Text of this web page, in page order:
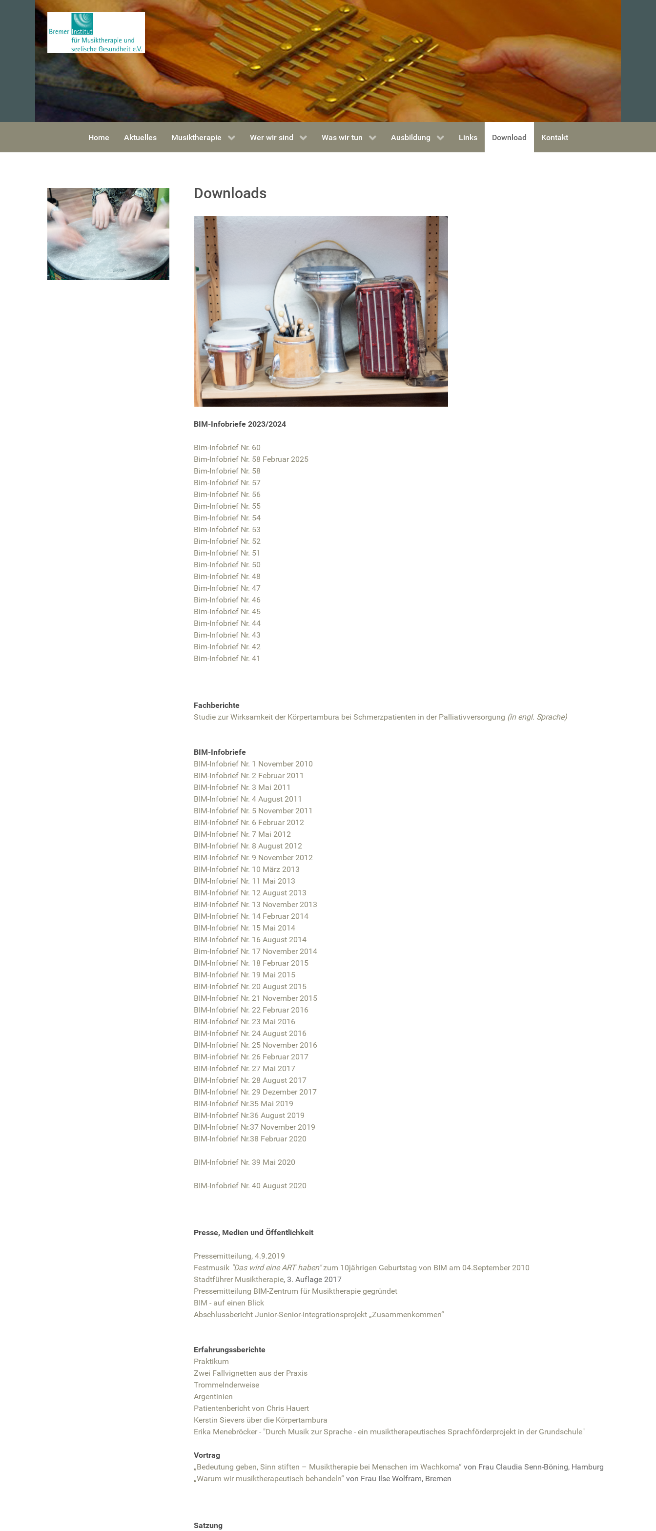
Home Aktuelles Musiktherapie Wer wir sind Was wir tun Ausbildung Links Download Kontakt
Downloads
BIM-Infobriefe 2023/2024
Bim-Infobrief Nr. 60
Bim-Infobrief Nr. 58 Februar 2025
Bim-Infobrief Nr. 58
Bim-Infobrief Nr. 57
Bim-Infobrief Nr. 56
Bim-Infobrief Nr. 55
Bim-Infobrief Nr. 54
Bim-Infobrief Nr. 53
Bim-Infobrief Nr. 52
Bim-Infobrief Nr. 51
Bim-Infobrief Nr. 50
Bim-Infobrief Nr. 48
Bim-Infobrief Nr. 47
Bim-Infobrief Nr. 46
Bim-Infobrief Nr. 45
Bim-Infobrief Nr. 44
Bim-Infobrief Nr. 43
Bim-Infobrief Nr. 42
Bim-Infobrief Nr. 41
Fachberichte
Studie zur Wirksamkeit der Körpertambura bei Schmerzpatienten in der Palliativversorgung (in engl. Sprache)
BIM-Infobriefe
BIM-Infobrief Nr. 1 November 2010
BIM-Infobrief Nr. 2 Februar 2011
BIM-Infobrief Nr. 3 Mai 2011
BIM-Infobrief Nr. 4 August 2011
BIM-Infobrief Nr. 5 November 2011
BIM-Infobrief Nr. 6 Februar 2012
BIM-Infobrief Nr. 7 Mai 2012
BIM-Infobrief Nr. 8 August 2012
BIM-Infobrief Nr. 9 November 2012
BIM-Infobrief Nr. 10 März 2013
BIM-Infobrief Nr. 11 Mai 2013
BIM-Infobrief Nr. 12 August 2013
BIM-Infobrief Nr. 13 November 2013
BIM-Infobrief Nr. 14 Februar 2014
BIM-Infobrief Nr. 15 Mai 2014
BIM-Infobrief Nr. 16 August 2014
Bim-Infobrief Nr. 17 November 2014
BIM-Infobrief Nr. 18 Februar 2015
BIM-Infobrief Nr. 19 Mai 2015
BIM-Infobrief Nr. 20 August 2015
BIM-Infobrief Nr. 21 November 2015
BIM-Infobrief Nr. 22 Februar 2016
BIM-Infobrief Nr. 23 Mai 2016
BIM-Infobrief Nr. 24 August 2016
BIM-Infobrief Nr. 25 November 2016
BIM-infobrief Nr. 26 Februar 2017
BIM-Infobrief Nr. 27 Mai 2017
BIM-Infobrief Nr. 28 August 2017
BIM-Infobrief Nr. 29 Dezember 2017
BIM-Infobrief Nr.35 Mai 2019
BIM-Infobrief Nr.36 August 2019
BIM-Infobrief Nr.37 November 2019
BIM-Infobrief Nr.38 Februar 2020
BIM-Infobrief Nr. 39 Mai 2020
BIM-Infobrief Nr. 40 August 2020
Presse, Medien und Öffentlichkeit
Pressemitteilung, 4.9.2019
Festmusik "Das wird eine ART haben"zum 10jährigen Geburtstag von BIM am 04.September 2010
Stadtführer Musiktherapie, 3. Auflage 2017
Pressemitteilung BIM-Zentrum für Musiktherapie gegründet
BIM - auf einen Blick
Abschlussbericht Junior-Senior-Integrationsprojekt „Zusammenkommen“
Erfahrungssberichte
Praktikum
Zwei Fallvignetten aus der Praxis
Trommelnderweise
Argentinien
Patientenbericht von Chris Hauert
Kerstin Sievers über die Körpertambura
Erika Menebröcker - "Durch Musik zur Sprache - ein musiktherapeutisches Sprachförderprojekt in der Grundschule"
Vortrag
„Bedeutung geben, Sinn stiften – Musiktherapie bei Menschen im Wachkoma“ von Frau Claudia Senn-Böning, Hamburg
„Warum wir musiktherapeutisch behandeln“ von Frau Ilse Wolfram, Bremen
Satzung